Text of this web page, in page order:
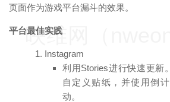
页面作为游戏平台漏斗的效果。
平台最佳实践
Instagram
利用Stories进行快速更新
自定义贴纸，并使用倒
动。
映维网（